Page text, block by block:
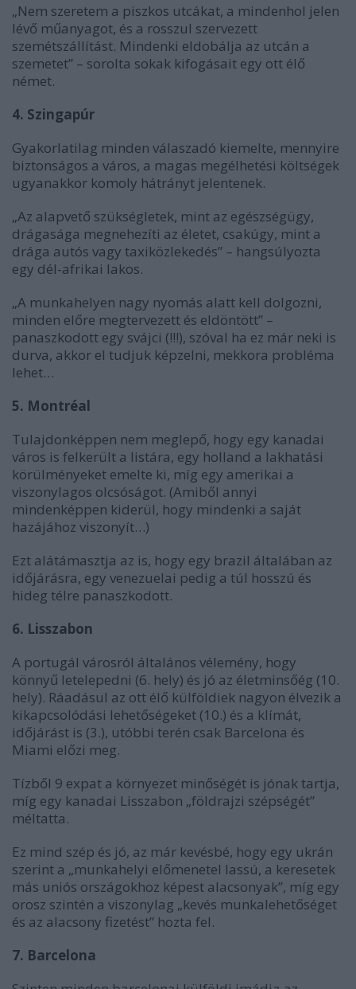
„Nem szeretem a piszkos utcákat, a mindenhol jelen
lévő műanyagot, és a rosszul szervezett
szemétszállítást. Mindenki eldobálja az utcán a
szemetet” – sorolta sokak kifogásait egy ott élő
német.
4. Szingapúr
Gyakorlatilag minden válaszadó kiemelte, mennyire
biztonságos a város, a magas megélhetési költségek
ugyanakkor komoly hátrányt jelentenek.
„Az alapvető szükségletek, mint az egészségügy,
drágasága megnehezíti az életet, csakúgy, mint a
drága autós vagy taxiközlekedés” – hangsúlyozta
egy dél-afrikai lakos.
„A munkahelyen nagy nyomás alatt kell dolgozni,
minden előre megtervezett és eldöntött” –
panaszkodott egy svájci (!!!), szóval ha ez már neki is
durva, akkor el tudjuk képzelni, mekkora probléma
lehet…
5. Montréal
Tulajdonképpen nem meglepő, hogy egy kanadai
város is felkerült a listára, egy holland a lakhatási
körülményeket emelte ki, míg egy amerikai a
viszonylagos olcsóságot. (Amiből annyi
mindenképpen kiderül, hogy mindenki a saját
hazájához viszonyít…)
Ezt alátámasztja az is, hogy egy brazil általában az
időjárásra, egy venezuelai pedig a túl hosszú és
hideg télre panaszkodott.
6. Lisszabon
A portugál városról általános vélemény, hogy
könnyű letelepedni (6. hely) és jó az életminsőég (10.
hely). Ráadásul az ott élő külföldiek nagyon élvezik a
kikapcsolódási lehetőségeket (10.) és a klímát,
időjárást is (3.), utóbbi terén csak Barcelona és
Miami előzi meg.
Tízből 9 expat a környezet minőségét is jónak tartja,
míg egy kanadai Lisszabon „földrajzi szépségét”
méltatta.
Ez mind szép és jó, az már kevésbé, hogy egy ukrán
szerint a „munkahelyi előmenetel lassú, a keresetek
más uniós országokhoz képest alacsonyak”, míg egy
orosz szintén a viszonylag „kevés munkalehetőséget
és az alacsony fizetést” hozta fel.
7. Barcelona